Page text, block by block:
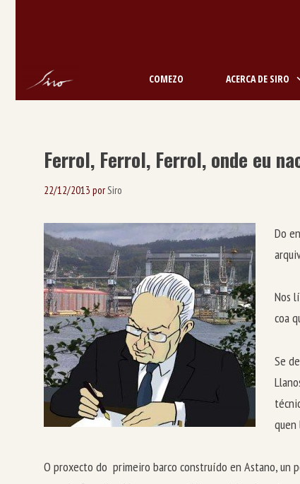
COMEZO ACERCA DE SIRO
Ferrol, Ferrol, Ferrol, onde eu
22/12/2013 por Siro
Do
Nos
coa
Se
quen
O proxecto do primeiro barco construído en Astano, un